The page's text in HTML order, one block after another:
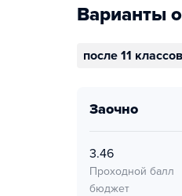
Варианты
после 11 классов
заочно
3.46
Проходной балл
бюджет